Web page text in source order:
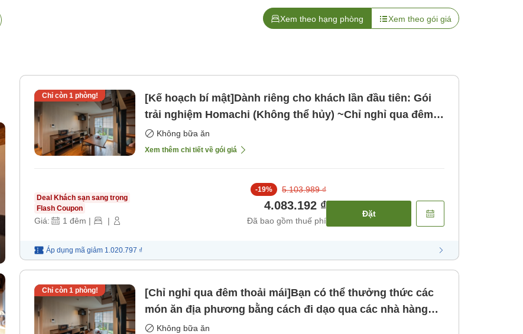
Xem theo hạng phòng Xem theo gói giá
Chỉ còn 1phòng!
[Kế hoạch bí mật]Dành riêng cho khách lần đầu tiên: Gói
trải nghiệm Homachi (Không thể hủy) ~Chỉ nghỉ qua đêm~
[Không bao gồm bữa ăn]
Không bữa ăn
Xem thêm chi tiết về gói giá
Deal Khách sạn sang trọng
Flash Coupon
Giá: 1 đêm | |
-19% 5.103.989 ₫
4.083.192 ₫
Đã bao gồm thuế phí
Đặt
Áp dụng mã giảm 1.020.797 ₫
Chỉ còn 1phòng!
[Chỉ nghỉ qua đêm thoải mái]Bạn có thể thưởng thức các
món ăn địa phương bằng cách đi dạo qua các nhà hàng
địa phương hoặc nấu ăn với nguyên liệu đặc trưng của
Không bữa ăn